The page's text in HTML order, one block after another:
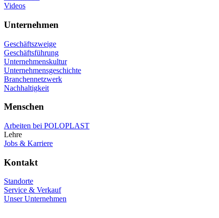
Videos
Unternehmen
Geschäftszweige
Geschäftsführung
Unternehmenskultur
Unternehmensgeschichte
Branchennetzwerk
Nachhaltigkeit
Menschen
Arbeiten bei POLOPLAST
Lehre
Jobs & Karriere
Kontakt
Standorte
Service & Verkauf
Unser Unternehmen